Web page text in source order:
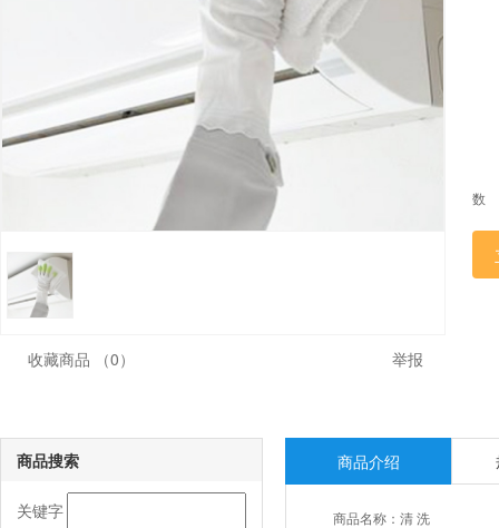
收藏商品 （0） 举报
商品搜索
关键字
商品介绍
商品名称： 清 洗